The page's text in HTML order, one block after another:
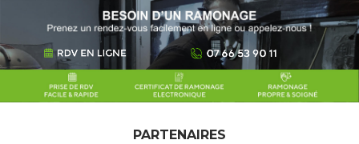
PARTENAIRES